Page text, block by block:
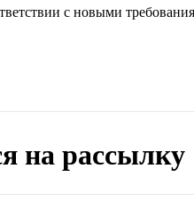
с новыми
на рассылку